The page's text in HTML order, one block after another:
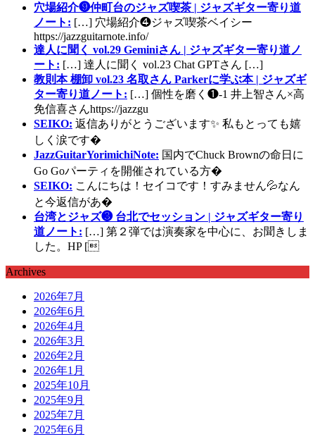
穴場紹介❾仲町台のジャズ喫茶 | ジャズギター寄り道
ノート: […] 穴場紹介❹ジャズ喫茶ベイシー
https://jazzguitarnote.info/
達人に聞く vol.29 Geminiさん | ジャズギター寄り道ノ
ート: […] 達人に聞く vol.23 Chat GPTさん […]
教則本 棚卸 vol.23 名取さん Parkerに学ぶ本 | ジャズギ
ター寄り道ノート: […] 個性を磨く❶-1 井上智さん×高
免信喜さんhttps://jazzgu
SEIKO: 返信ありがとうございます✨ 私もとっても嬉
しく涙です�
JazzGuitarYorimichiNote: 国内でChuck Brownの命日に
Go Goパーティを開催されている方�
SEIKO: こんにちは！セイコです！すみません💦なん
と今返信があ�
台湾とジャズ❸ 台北でセッション | ジャズギター寄り
道ノート: […] 第２弾では演奏家を中心に、お聞きしま
した。HP [
Archives
2026年7月
2026年6月
2026年4月
2026年3月
2026年2月
2026年1月
2025年10月
2025年9月
2025年7月
2025年6月